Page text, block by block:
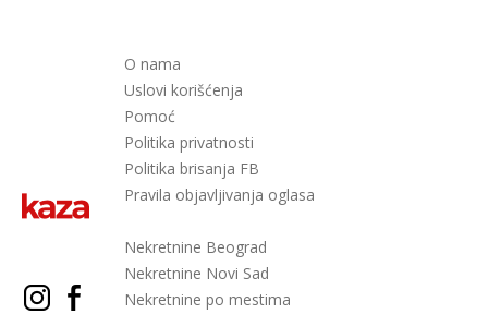
O nama
Uslovi korišćenja
Pomoć
Politika privatnosti
Politika brisanja FB
Pravila objavljivanja oglasa
Nekretnine Beograd
Nekretnine Novi Sad
Nekretnine po mestima